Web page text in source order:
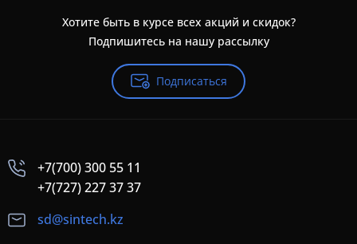
Хотите быть в курсе всех акций и скидок?
Подпишитесь на нашу рассылку
Подписаться
+7(700) 300 55 11
+7(727) 227 37 37
sd@sintech.kz